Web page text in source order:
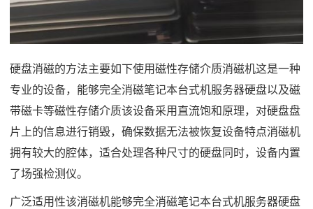
硬盘消磁的方法主要如下使用磁性存储介质消磁机这是一种
专业的设备，能够完全消磁笔记本台式机服务器硬盘以及磁
带磁卡等磁性存储介质该设备采用直流饱和原理，对硬盘盘
片上的信息进行销毁，确保数据无法被恢复设备特点消磁机
拥有较大的腔体，适合处理各种尺寸的硬盘同时，设备内置
了场强检测仪。
广泛适用性该消磁机能够完全消磁笔记本台式机服务器硬盘